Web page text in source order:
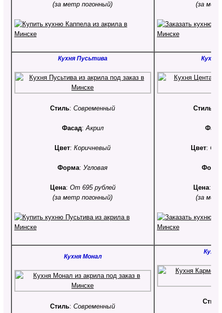
(за метр погонный)
(за
Кухня Пусьтива
Стиль:Современный
Фасад:Акрил
Цвет:Коричневый
Форма:Угловая
Цена: От 695 рублей
(за метр погонный)
Кухня
Стиль
Цвет:
Цена:
(за
Кухня Монал
Стиль:Современный
Стиль